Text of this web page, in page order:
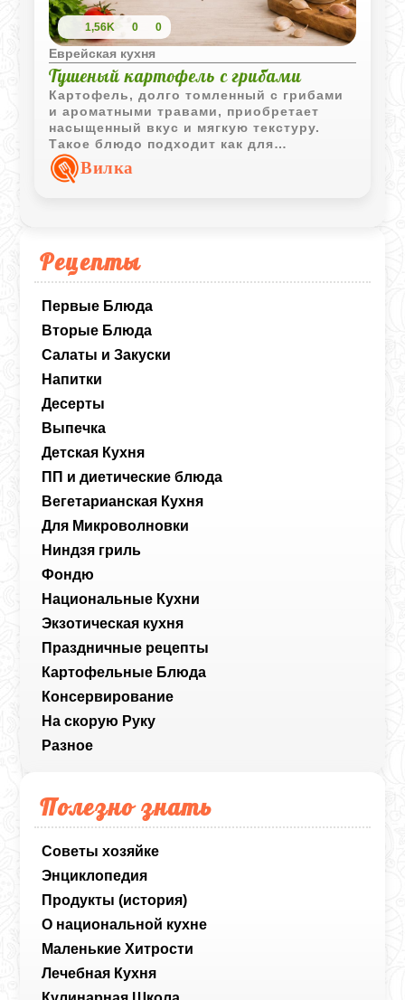
Рецепты
Первые Блюда
Вторые Блюда
Салаты и Закуски
Напитки
Десерты
Выпечка
Детская Кухня
ПП и диетические блюда
Вегетарианская Кухня
Для Микроволновки
Ниндзя гриль
Фондю
Национальные Кухни
Экзотическая кухня
Праздничные рецепты
Картофельные Блюда
Консервирование
На скорую Руку
Разное
Полезно знать
Советы хозяйке
Энциклопедия
Продукты (история)
О национальной кухне
Маленькие Хитрости
Лечебная Кухня
1,56K 0 0
Еврейская кухня
Тушеный картофель с грибами
Картофель, долго томленный с грибами
и ароматными травами, приобретает
насыщенный вкус и мягкую текстуру.
Такое блюдо подходит как для
самостоятельной подачи, так и в
качестве сытного гарнира.
Вилка